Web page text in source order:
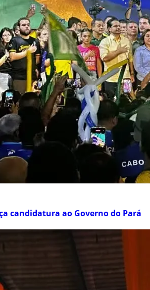
candidatura ao Governo do Pará